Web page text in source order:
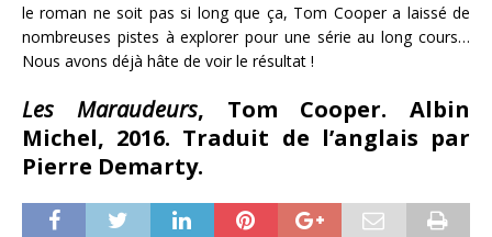
le roman ne soit pas si long que ça, Tom Cooper a laissé de
nombreuses pistes à explorer pour une série au long cours…
Nous avons déjà hâte de voir le résultat !
Les Maraudeurs, Tom Cooper. Albin
Michel, 2016. Traduit de l’anglais par
Pierre Demarty.